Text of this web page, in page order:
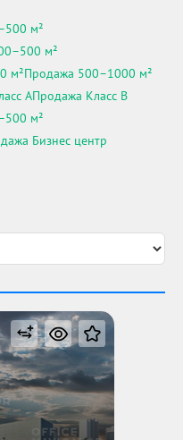
м²
м²
м²Продажа 500–1000 м²
AПродажа Класс B
м²
Бизнес центр